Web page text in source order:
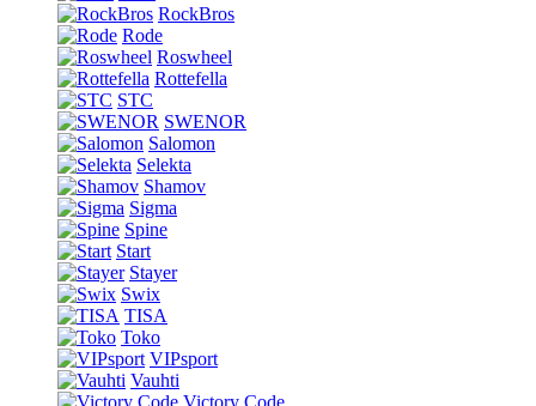
RockBros
Rode
Roswheel
Rottefella
STC
SWENOR
Salomon
Selekta
Shamov
Sigma
Spine
Start
Stayer
Swix
TISA
Toko
VIPsport
Vauhti
Victory Code